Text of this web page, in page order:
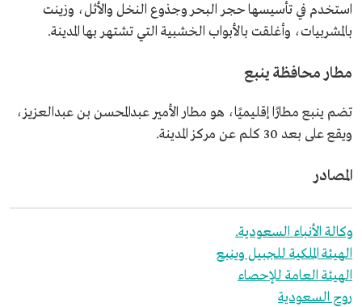
استخدم في تأسيسها حجر البحر وجذوع النخل والأثل، وزينت
بالمشربيات، وأغلقت بالأبواب الخشبية التي تشتهر بها المدينة.
مطار محافظة ينبع
تضم ينبع مطارًا إقليميًا، هو مطار الأمير عبدالمحسن بن عبدالعزيز،
ويقع على بعد 30 كلم عن مركز المدينة.
المصادر
وكالة الأنباء السعودية.
الهيئة الملكية للجبيل وينبع
الهيئة العامة للإحصاء
روح السعودية